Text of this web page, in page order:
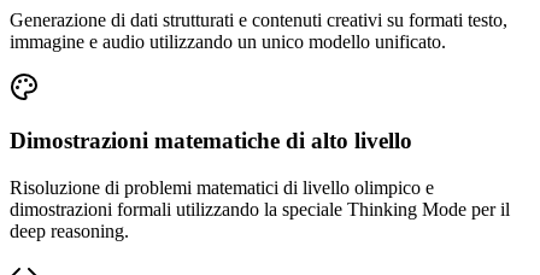
Generazione di dati strutturati e contenuti creativi su formati testo,
immagine e audio utilizzando un unico modello unificato.
Dimostrazioni matematiche di alto livello
Risoluzione di problemi matematici di livello olimpico e
dimostrazioni formali utilizzando la speciale Thinking Mode per il
deep reasoning.